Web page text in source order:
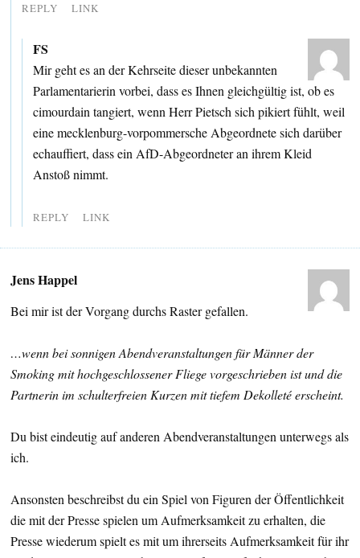
REPLY LINK
FS
Mir geht es an der Kehrseite dieser unbekannten
Parlamentarierin vorbei, dass es Ihnen gleichgültig ist, ob es
cimourdain tangiert, wenn Herr Pietsch sich pikiert fühlt, weil
eine mecklenburg-vorpommersche Abgeordnete sich darüber
echauffiert, dass ein AfD-Abgeordneter an ihrem Kleid
Anstoß nimmt.
REPLY LINK
Jens Happel
Bei mir ist der Vorgang durchs Raster gefallen.
…wenn bei sonnigen Abendveranstaltungen für Männer der
Smoking mit hochgeschlossener Fliege vorgeschrieben ist und die
Partnerin im schulterfreien Kurzen mit tiefem Dekolleté erscheint.
Du bist eindeutig auf anderen Abendveranstaltungen unterwegs als
ich.
Ansonsten beschreibst du ein Spiel von Figuren der Öffentlichkeit
die mit der Presse spielen um Aufmerksamkeit zu erhalten, die
Presse wiederum spielt es mit um ihrerseits Aufmerksamkeit für ihr